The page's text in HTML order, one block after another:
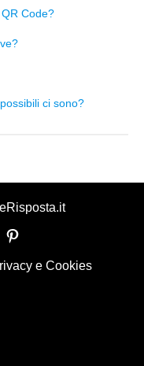
Code?
ci sono?
e Cookies